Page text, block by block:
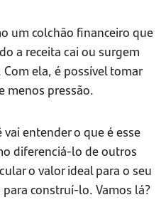
um colchão financeiro que
a receita cai ou surgem
ela, é possível tomar
menos pressão.
entender o que é esse
diferenciá-lo de outros
o valor ideal para o seu
construí-lo. Vamos lá?